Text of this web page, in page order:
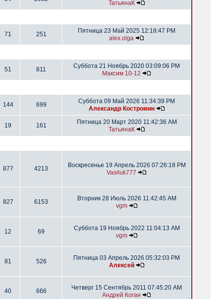
ТатьянаК
71 251
Пятница 23 Май 2025 12:18:47 PM
alex.olga
51 811
Суббота 21 Ноябрь 2020 03:09:06 PM
Максим 10-12
144 699
Суббота 09 Май 2026 11:34:39 PM
Александр Костромин
19 161
Пятница 20 Март 2020 11:42:36 AM
ТатьянаК
877 4213
Воскресенье 19 Апрель 2026 07:26:18 PM
Vasiluk777
827 6153
Вторник 28 Июль 2026 11:42:45 AM
vgm
12 69
Суббота 19 Ноябрь 2022 11:04:13 AM
vgm
81 526
Пятница 03 Апрель 2026 05:32:03 PM
Алексей
40 666
Четверг 15 Сентябрь 2011 07:45:20 AM
Андрей Коган